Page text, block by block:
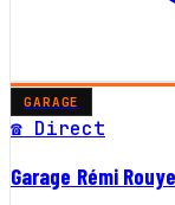
GARAGE
☎ Direct
Garage Rémi